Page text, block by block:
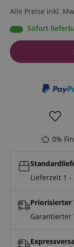
Alle Preise inkl.
Sofort
0%
Lieferzeit 1 -
Priorisierter
Garantierter